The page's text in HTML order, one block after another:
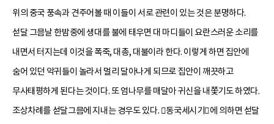
위의 중국 풍속과 견주어볼 때 이들이 서로 관련이 있는 것은 분명하다.
섣달 그믐날 한밤중에 생대를 불에 태우면 대 마디들이 요란스러운 소리를
내면서 터지는데 이것을 폭죽, 대총, 대불이라 한다. 이렇게 하면 집안에
숨어 있던 악귀들이 놀라서 멀리 달아나게 되므로 집안이 깨끗하고
무사태평하게 된다는 것이다. 또 엄나무를 매달아 귀신을 내쫓기도 하였다.
조상차례를 섣달그믐에 지내는 경우도 있다. 󰡔동국세시기󰡕에 의하면 섣달